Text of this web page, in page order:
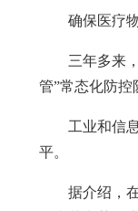
确保医疗
三年多来
管”常态化防
工业和信
平。
据介绍，